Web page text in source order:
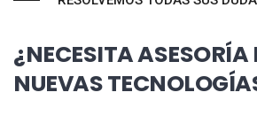
¿NECESITA ASESORÍA
NUEVAS